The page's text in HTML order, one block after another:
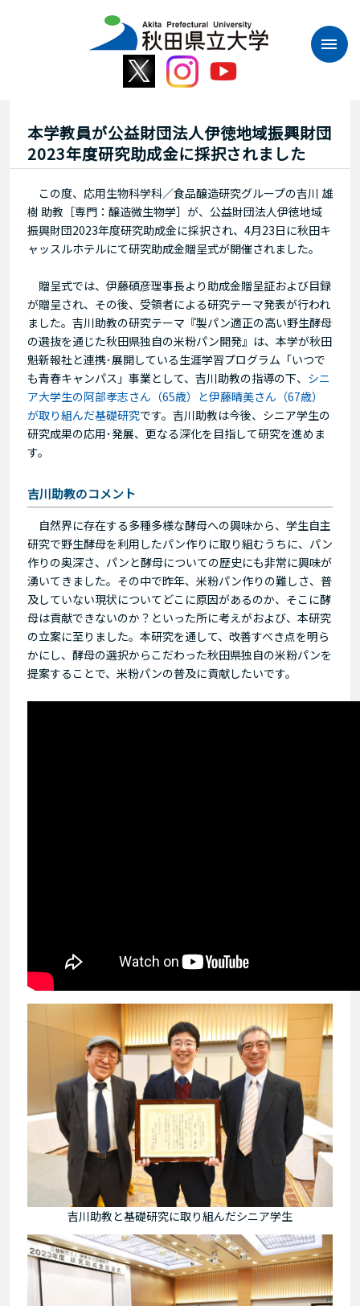
本学教員が公益財団法人伊徳地域振興財団
2023年度研究助成金に採択されました
この度、応用生物科学科／食品醸造研究グループの吉川 雄
樹 助教［専門：醸造微生物学］が、公益財団法人伊徳地域
振興財団2023年度研究助成金に採択され、4月23日に秋田キ
ャッスルホテルにて研究助成金贈呈式が開催されました。
贈呈式では、伊藤碩彦理事長より助成金贈呈証および目録
が贈呈され、その後、受領者による研究テーマ発表が行われ
ました。吉川助教の研究テーマ『製パン適正の高い野生酵母
の選抜を通じた秋田県独自の米粉パン開発』は、本学が秋田
魁新報社と連携･展開している生涯学習プログラム「いつで
も青春キャンパス」事業として、吉川助教の指導の下、 シニ
ア大学生の阿部孝志さん（65歳）と伊藤晴美さん（67歳）
が取り組んだ基礎研究です。吉川助教は今後、シニア学生の
研究成果の応用･発展、更なる深化を目指して研究を進めま
す。
吉川助教のコメント
自然界に存在する多種多様な酵母への興味から、学生自主
研究で野生酵母を利用したパン作りに取り組むうちに、パン
作りの奥深さ、パンと酵母についての歴史にも非常に興味が
湧いてきました。その中で昨年、米粉パン作りの難しさ、普
及していない現状についてどこに原因があるのか、そこに酵
母は貢献できないのか？といった所に考えがおよび、本研究
の立案に至りました。本研究を通して、改善すべき点を明ら
かにし、酵母の選択からこだわった秋田県独自の米粉パンを
提案することで、米粉パンの普及に貢献したいです。
吉川助教と基礎研究に取り組んだシニア学生